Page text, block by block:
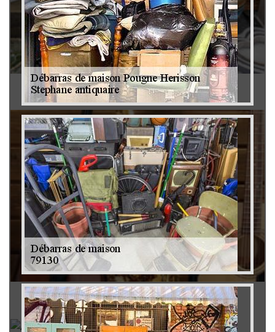
Brocanteur 79
Rachat instrument de musique 79